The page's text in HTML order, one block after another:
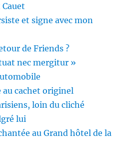
Cauet
et signe avec mon
de Friends ?
nec mergitur »
au cachet originel
loin du cliché
lui
au Grand hôtel de la